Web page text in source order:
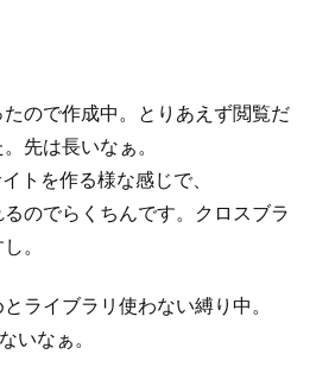
ので作成中。とりあえず閲覧だ
先は長いなぁ。
トを作る様な感じで、
のでらくちんです。クロスブラ
。
ライブラリ使わない縛り中。
いなぁ。